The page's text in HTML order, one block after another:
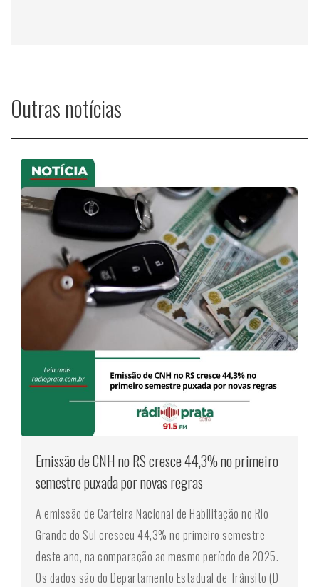
Outras notícias
Emissão de CNH no RS cresce 44,3% no primeiro
semestre puxada por novas regras
A emissão de Carteira Nacional de Habilitação no Rio
Grande do Sul cresceu 44,3% no primeiro semestre
deste ano, na comparação ao mesmo período de 2025.
Os dados são do Departamento Estadual de Trânsito (D